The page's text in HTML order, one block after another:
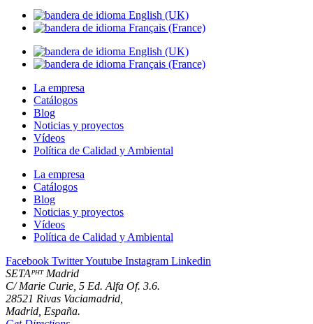
La empresa
Catálogos
Blog
Noticias y proyectos
Vídeos
Política de Calidad y Ambiental
La empresa
Catálogos
Blog
Noticias y proyectos
Vídeos
Política de Calidad y Ambiental
Facebook TwitterYoutube Instagram Linkedin
SETAᴾᴴᵀ Madrid
C/ Marie Curie, 5 Ed. Alfa Of. 3.6.
28521 Rivas Vaciamadrid,
Madrid, España.